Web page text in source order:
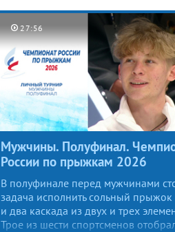
тройку медалистов Глеб Лутфуллин.
27:56
Мужчины. Полуфинал.
России по прыжкам 2026
В полуфинале перед мужчинами
задача исполнить сольный прыжок
и два каскада из двух и трех
Трое из шести спортсменов